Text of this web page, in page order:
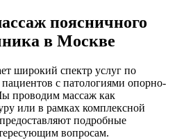
поясничного
в Москве
широкий спектр услуг по
с патологиями опорно-
проводим массаж как
или в рамках комплексной
подробные
вопросам.